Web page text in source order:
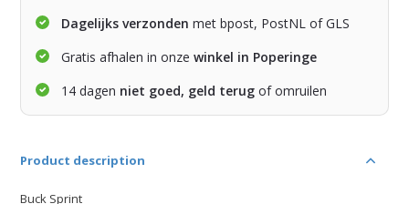
Dagelijks verzonden met bpost, PostNL of GLS
Gratis afhalen in onzewinkel in Poperinge
14 dagen niet goed, geld terug of omruilen
Product description
Buck Sprint